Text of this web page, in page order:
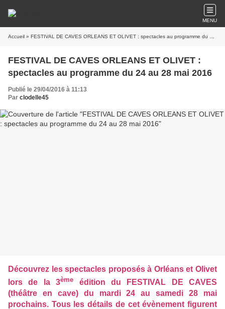
MENU
Accueil » FESTIVAL DE CAVES ORLEANS ET OLIVET : spectacles au programme du 24 au 28 mai 2016
FESTIVAL DE CAVES ORLEANS ET OLIVET :
spectacles au programme du 24 au 28 mai 2016
Publié le 29/04/2016 à 11:13
Par clodelle45
Découvrez les spectacles proposésà Orléans et Olivet
lors de la 3ème édition du FESTIVAL DE CAVES
(théâtre en cave) du mardi 24 au samedi 28 mai
prochains. Tous les détails de cet évènement figurent